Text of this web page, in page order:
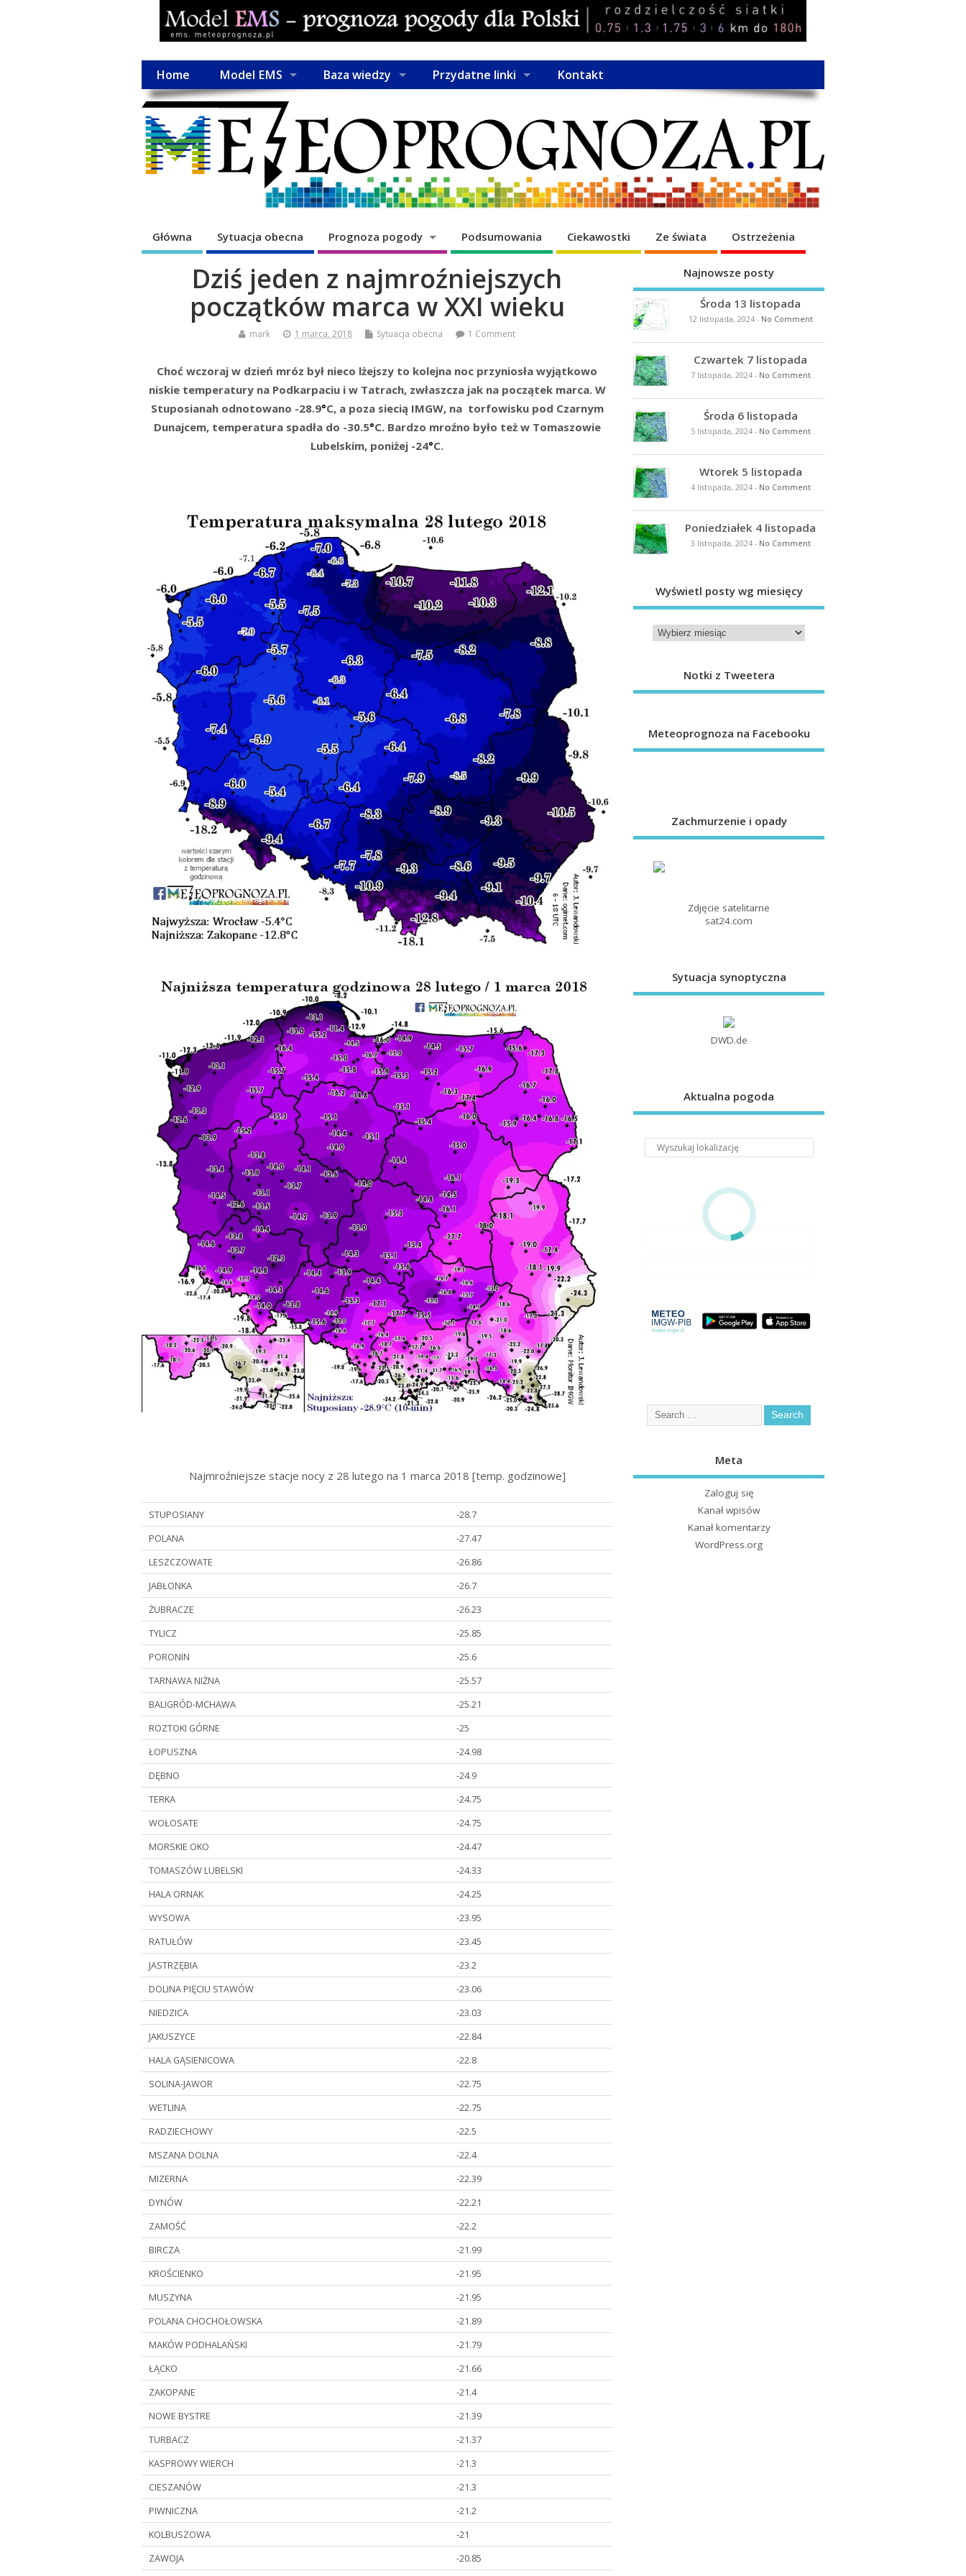
Home Model EMS Baza wiedzy Przydatne linki Kontakt
Główna Sytuacja obecna Prognoza pogody Podsumowania Ciekawostki Ze świata Ostrzeżenia
Dziś jeden z najmroźniejszych
początków marca w XXI wieku
mark 1 marca, 2018 Sytuacja obecna 1 Comment
Choć wczoraj w dzień mróz był nieco lżejszy to kolejna noc przyniosła wyjątkowo
niskie temperatury na Podkarpaciu i w Tatrach, zwłaszcza jak na początek marca. W
Stuposianah odnotowano -28.9°C, a poza siecią IMGW, na torfowisku pod Czarnym
Dunajcem, temperatura spadła do -30.5°C. Bardzo mroźno było też w Tomaszowie
Lubelskim, poniżej -24°C.
Najmroźniejsze stacje nocy z 28 lutego na 1 marca 2018 [temp. godzinowe]
STUPOSIANY
-28.7
POLANA
-27.47
LESZCZOWATE
-26.86
JABŁONKA
-26.7
ŻUBRACZE
-26.23
TYLICZ
-25.85
PORONIN
-25.6
TARNAWA NIŻNA
-25.57
BALIGRÓD-MCHAWA
-25.21
ROZTOKI GÓRNE
-25
ŁOPUSZNA
-24.98
DĘBNO
-24.9
TERKA
-24.75
WOŁOSATE
-24.75
MORSKIE OKO
-24.47
TOMASZÓW LUBELSKI
-24.33
HALA ORNAK
-24.25
WYSOWA
-23.95
RATUŁÓW
-23.45
JASTRZĘBIA
-23.2
DOLINA PIĘCIU STAWÓW
-23.06
NIEDZICA
-23.03
JAKUSZYCE
-22.84
HALA GĄSIENICOWA
-22.8
SOLINA-JAWOR
-22.75
WETLINA
-22.75
RADZIECHOWY
-22.5
MSZANA DOLNA
-22.4
MIZERNA
-22.39
DYNÓW
-22.21
ZAMOŚĆ
-22.2
BIRCZA
-21.99
KROŚCIENKO
-21.95
MUSZYNA
-21.95
POLANA CHOCHOŁOWSKA
-21.89
MAKÓW PODHALAŃSKI
-21.79
ŁĄCKO
-21.66
ZAKOPANE
-21.4
NOWE BYSTRE
-21.39
TURBACZ
-21.37
KASPROWY WIERCH
-21.3
CIESZANÓW
-21.3
PIWNICZNA
-21.2
KOLBUSZOWA
-21
ZAWOJA
-20.85
Najnowsze posty
Środa 13 listopada
12 listopada, 2024- No Comment
Czwartek 7 listopada
7 listopada, 2024- No Comment
Środa 6 listopada
5 listopada, 2024- No Comment
Wtorek 5 listopada
4 listopada, 2024- No Comment
Poniedziałek 4 listopada
3 listopada, 2024- No Comment
Wyświetl posty wg miesięcy
Notki z Tweetera
Meteoprognoza na Facebooku
Zachmurzenie i opady
Zdjęcie satelitarne
sat24.com
Sytuacja synoptyczna
DWD.de
Aktualna pogoda
Meta
Zaloguj się
Kanał wpisów
Kanał komentarzy
WordPress.org